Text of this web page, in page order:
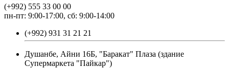
(+992) 555 33 00 00
пн-пт: 9:00-17:00, сб: 9:00-14:00
(+992) 931 31 21 21
Душанбе, Айни 16Б, "Баракат" Плаза (здание
Супермаркета "Пайкар")